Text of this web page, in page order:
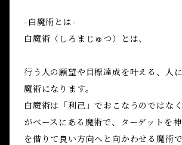
-白魔術とは-
白魔術（しろまじゅつ）とは、
行う人の願望や目標達成を叶える、人
魔術になります。
白魔術は「利己」でおこなうのではなく
がベースにある魔術で、ターゲットを
を借りて良い方向へと向かわせる魔術